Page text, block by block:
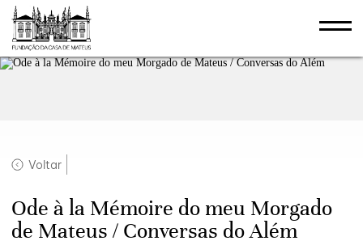
Voltar
Ode à la Mémoire do meu Morgado
de Mateus / Conversas do Além